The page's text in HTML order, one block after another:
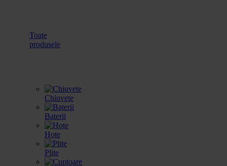
Toate
produsele
Chiuvete
Baterii
Hote
Plite